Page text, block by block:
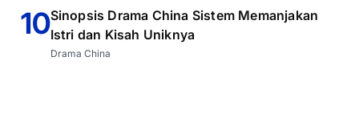
10Sinopsis Drama China Sistem Memanjakan
Istri dan Kisah Uniknya
Drama China